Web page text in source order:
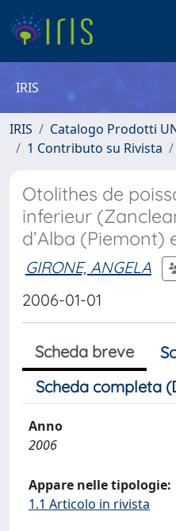
IRIS
IRIS
Catalogo Prodotti
1 Contributo su Rivista
Otolithes de
inferieur
d’Alba (Piemont)
GIRONE, ANGELA
2006-01-01
Scheda breve
Scheda completa
Anno
2006
Appare nelle tipologie:
1.1 Articolo in rivista